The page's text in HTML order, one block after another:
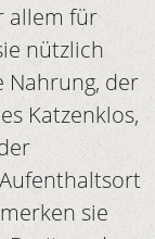
allem für
nützlich
Nahrung, der
Katzenklos,
sie